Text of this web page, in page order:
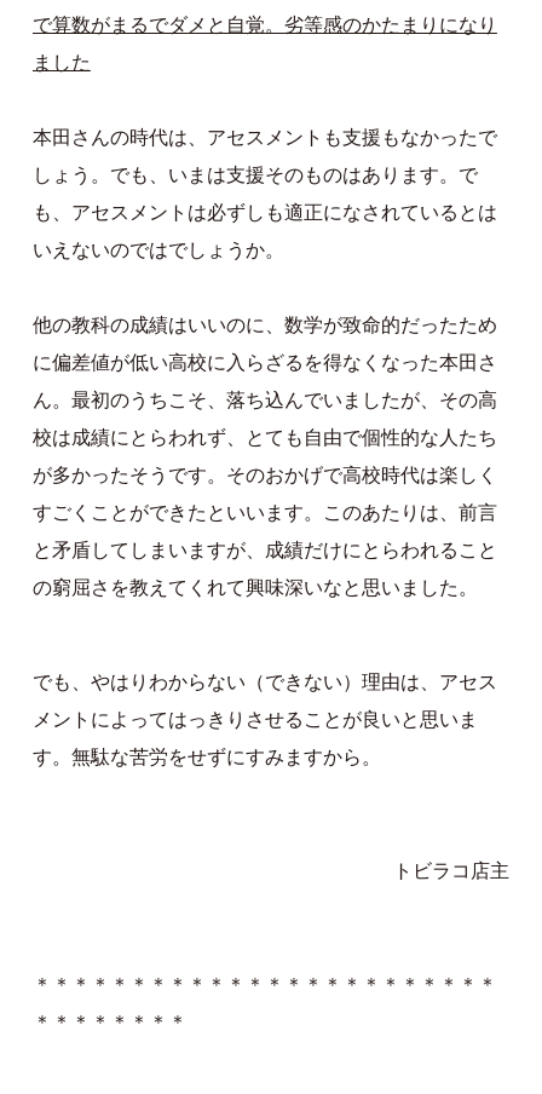
で算数がまるでダメと自覚。劣等感のかたまりになり
ました
本田さんの時代は、アセスメントも支援もなかったで
しょう。でも、いまは支援そのものはあります。で
も、アセスメントは必ずしも適正になされているとは
いえないのではでしょうか。
他の教科の成績はいいのに、数学が致命的だったため
に偏差値が低い高校に入らざるを得なくなった本田さ
ん。最初のうちこそ、落ち込んでいましたが、その高
校は成績にとらわれず、とても自由で個性的な人たち
が多かったそうです。そのおかげで高校時代は楽しく
すごくことができたといいます。このあたりは、前言
と矛盾してしまいますが、成績だけにとらわれること
の窮屈さを教えてくれて興味深いなと思いました。
でも、やはりわからない（できない）理由は、アセス
メントによってはっきりさせることが良いと思いま
す。無駄な苦労をせずにすみますから。
トビラコ店主
＊＊＊＊＊＊＊＊＊＊＊＊＊＊＊＊＊＊＊＊＊＊＊＊
＊＊＊＊＊＊＊＊